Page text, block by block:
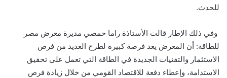
للحدث.
وفي ذلك الإطار قالت الأستاذة راما حمصي مديرة معرض مصر
للطاقة: أن المعرض يعد فرصة كبيرة لطرح العديد من فرص
الاستثمار والتقنيات الجديدة في الطاقة التي تعمل على تحقيق
الاستدامة، وإعطاء دفعة للاقتصاد القومي من خلال زيادة فرص